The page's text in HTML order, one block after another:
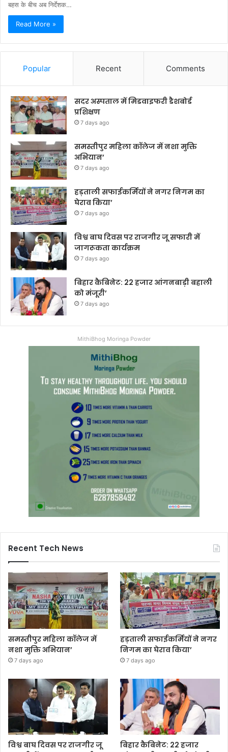
बहस के बीच अब निर्देशक…
Read More »
Popular Recent Comments
सदर अस्पताल में मिडवाइफरी डैशबोर्ड
प्रशिक्षण
7 days ago
समस्तीपुर महिला कॉलेज में नशा मुक्ति
अभियान’
7 days ago
हड़ताली सफाईकर्मियों ने नगर निगम का
घेराव किया’
7 days ago
विश्व बाघ दिवस पर राजगीर जू सफारी में
जागरूकता कार्यक्रम
7 days ago
बिहार कैबिनेट: 22 हजार आंगनबाड़ी बहाली
को मंजूरी’
7 days ago
MithiBhog Moringa Powder
Recent Tech News
समस्तीपुर महिला कॉलेज में
नशा मुक्ति अभियान’
7 days ago
हड़ताली सफाईकर्मियों ने नगर
निगम का घेराव किया’
7 days ago
विश्व बाघ दिवस पर राजगीर जू
बिहार कैबिनेट: 22 हजार